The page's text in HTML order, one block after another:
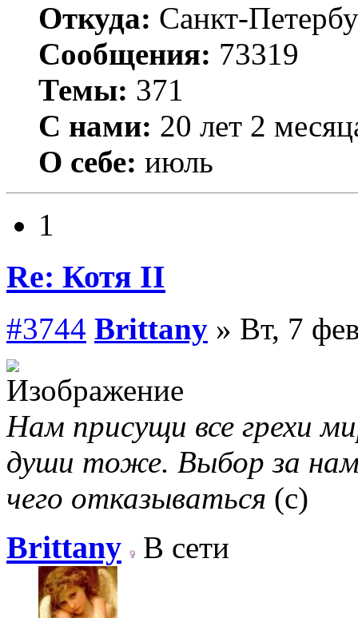
Откуда: Санкт-
Сообщения: 73319
Темы: 371
С нами: 20 лет 2
О себе: июль
1
Re: Котя II
#3744 Brittany » Вт, 7
Нам присущи все грехи
души тоже. Выбор за
чего отказываться (с)
Brittany В сети